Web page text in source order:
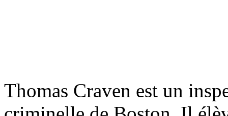
Thomas Craven est un